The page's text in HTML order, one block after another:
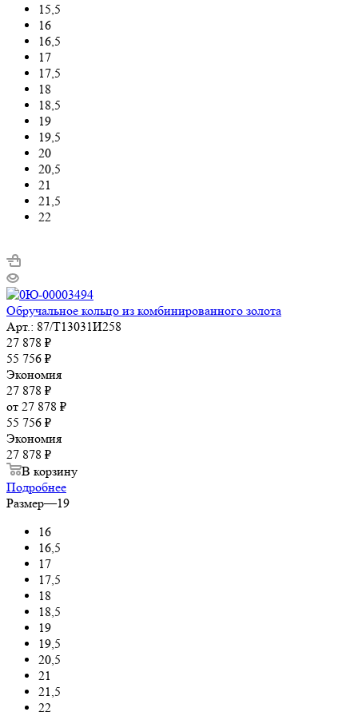
15,5
16
16,5
17
17,5
18
18,5
19
19,5
20
20,5
21
21,5
22
Обручальное кольцо из комбинированного золота
Арт.: 87/Т13031И258
27 878 ₽
55 756 ₽
Экономия
27 878 ₽
от 27 878 ₽
55 756 ₽
Экономия
27 878 ₽
В корзину
Подробнее
Размер—19
16
16,5
17
17,5
18
18,5
19
19,5
20,5
21
21,5
22